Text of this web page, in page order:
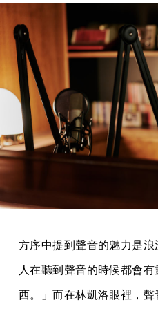
方序中提到聲音的魅力是
人在聽到聲音的時候都會
西。」而在林凱洛眼裡，